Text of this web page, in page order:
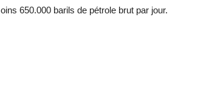
650.000 barils de pétrole brut par jour.